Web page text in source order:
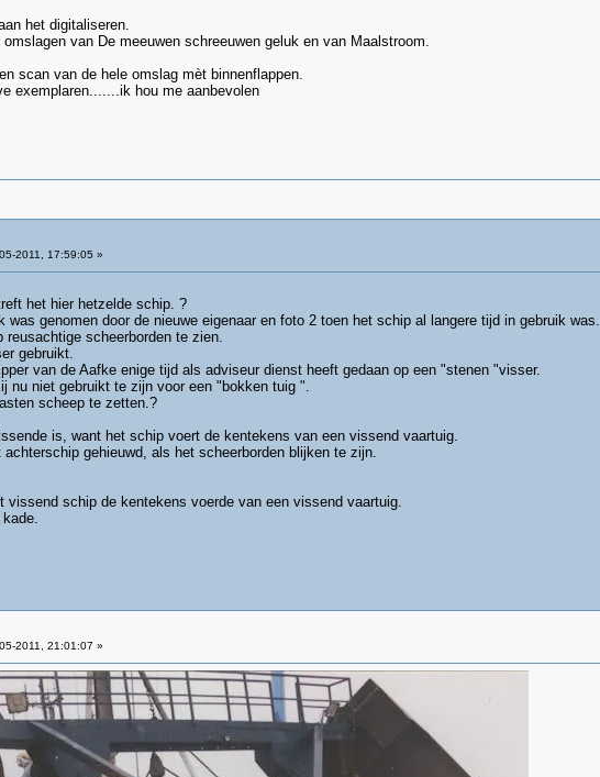
het digitaliseren.
van De meeuwen schreeuwen geluk en van Maalstroom.
scan van de hele omslag mèt binnenflappen.
exemplaren.......ik hou me aanbevolen
2011, 17:59:05 »
het hier hetzelde schip. ?
was genomen door de nieuwe eigenaar en foto 2 toen het schip al langere tijd in gebruik was.
scheerborden te zien.
gebruikt.
van de Aafke enige tijd als adviseur dienst heeft gedaan op een "stenen "visser.
nu niet gebruikt te zijn voor een "bokken tuig ".
scheep te zetten.?
is, want het schip voert de kentekens van een vissend vaartuig.
gehieuwd, als het scheerborden blijken te zijn.
vissend schip de kentekens voerde van een vissend vaartuig.
2011, 21:01:07 »